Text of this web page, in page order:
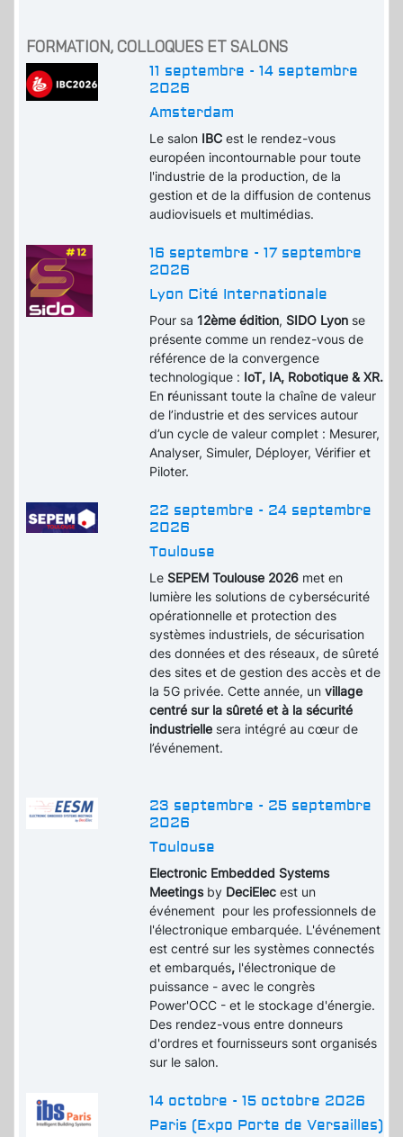
FORMATION, COLLOQUES ET SALONS
11 septembre - 14 septembre
2026
Amsterdam
Le salon IBCest le rendez-vous
européen incontournable pour toute
l'industrie de la production, de la
gestion et de la diffusion de contenus
audiovisuels et multimédias.
16 septembre - 17 septembre
2026
Lyon Cité Internationale
Pour sa12ème édition, SIDO Lyon se
présente comme un rendez-vous de
référence de la convergence
technologique : IoT, IA, Robotique & XR.
En réunissant toute la chaîne de valeur
de l’industrie et des services autour
d’un cycle de valeur complet : Mesurer,
Analyser, Simuler, Déployer, Vérifier et
Piloter.
22 septembre - 24 septembre
2026
Toulouse
Le SEPEM Toulouse 2026 met en
lumière les solutions de cybersécurité
opérationnelle et protection des
systèmes industriels, de sécurisation
des données et des réseaux, de sûreté
des sites et de gestion des accès et de
la 5G privée. Cette année, unvillage
centré sur la sûreté et à la sécurité
industrielle sera intégré au cœur de
l’événement.
23 septembre - 25 septembre
2026
Toulouse
Electronic Embedded Systems
Meetingsby DeciElecest un
événement pour les professionnels de
l'électronique embarquée. L'événement
est centré sur les systèmes connectés
et embarqués, l'électronique de
puissance - avec le congrès
Power'OCC - et le stockage d'énergie.
Des rendez-vous entre donneurs
d'ordres et fournisseurs sont organisés
sur le salon.
14 octobre - 15 octobre 2026
Paris (Expo Porte de Versailles)